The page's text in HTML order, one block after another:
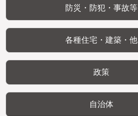
防災・防犯・事故等
各種住宅・建築・他
政策
自治体